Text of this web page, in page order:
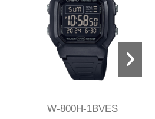
W-800H-1BVES